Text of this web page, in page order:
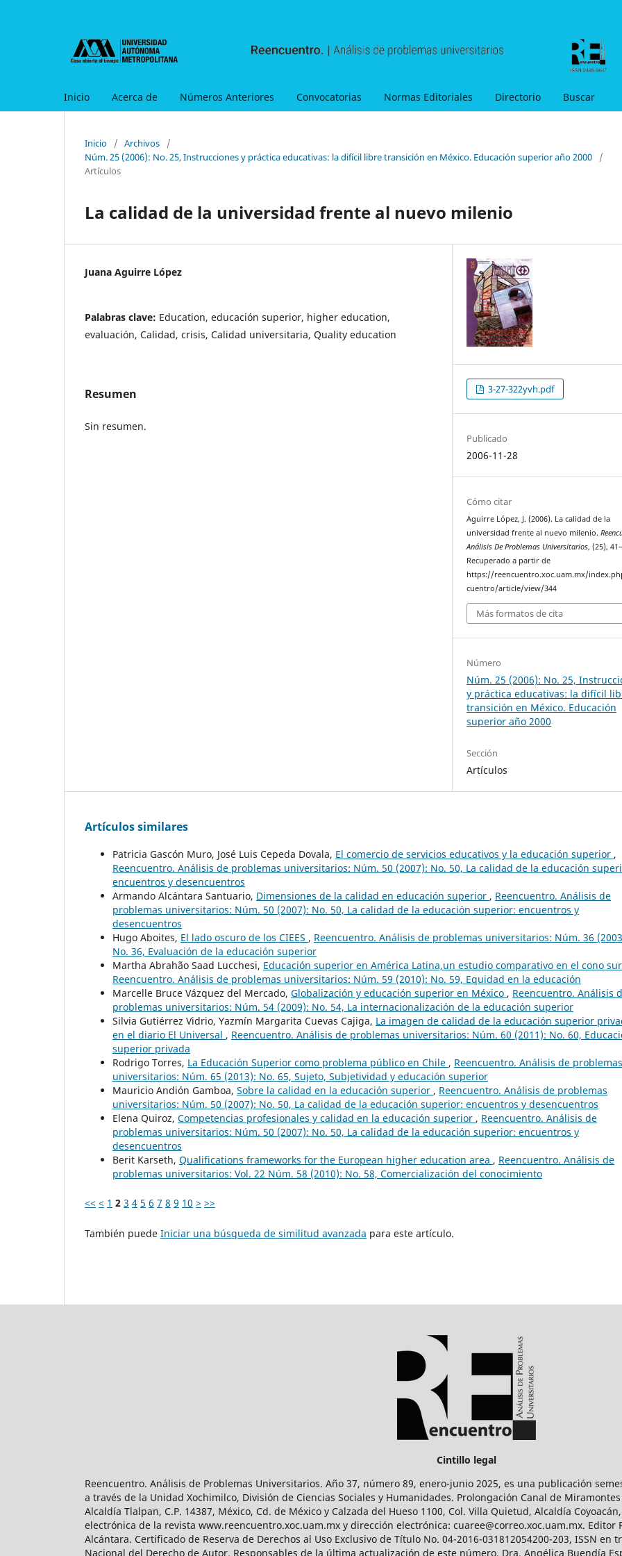
Inicio Acerca de Números Anteriores Convocatorias Normas Editoriales Directorio Buscar
Inicio / Archivos
/
Núm. 25 (2006): No. 25, Instrucciones y práctica educativas: la difícil libre transición en México. Educación superior año 2000
/
Artículos
La calidad de la universidad frente al nuevo milenio
Juana Aguirre López
Palabras clave: Education, educación superior, higher education,
evaluación, Calidad, crisis, Calidad universitaria, Quality education
Resumen
Sin resumen.
3-27-322yvh.pdf
Publicado
2006-11-28
Cómo citar
Aguirre López, J. (2006). La calidad de la
universidad frente al nuevo milenio.
Análisis De Problemas Universitarios, (25),
Recuperado a partir de
https://reencuentro.xoc.uam.mx/
cuentro/article/view/344
Más formatos de cita
Número
Núm. 25 (2006): No. 25,
y práctica educativas: la difícil
transición en México. Educación
superior año 2000
Sección
Artículos
Artículos similares
Patricia Gascón Muro, José Luis Cepeda Dovala, El comercio de servicios educativos y la educación superior ,
Reencuentro. Análisis de problemas universitarios: Núm. 50 (2007): No. 50, La calidad de la educación
encuentros y desencuentros
Armando Alcántara Santuario, Dimensiones de la calidad en educación superior , Reencuentro. Análisis de
problemas universitarios: Núm. 50 (2007): No. 50, La calidad de la educación superior: encuentros y
desencuentros
Hugo Aboites, El lado oscuro de los CIEES , Reencuentro. Análisis de problemas universitarios: Núm. 36
No. 36, Evaluación de la educación superior
Martha Abrahão Saad Lucchesi, Educación superior en América Latina,un estudio comparativo en el cono sur
Reencuentro. Análisis de problemas universitarios: Núm. 59 (2010): No. 59, Equidad en la educación
Marcelle Bruce Vázquez del Mercado, Globalización y educación superior en México , Reencuentro. Análisis
problemas universitarios: Núm. 54 (2009): No. 54, La internacionalización de la educación superior
Silvia Gutiérrez Vidrio, Yazmín Margarita Cuevas Cajiga, La imagen de calidad de la educación superior
en el diario El Universal , Reencuentro. Análisis de problemas universitarios: Núm. 60 (2011): No. 60,
superior privada
Rodrigo Torres, La Educación Superior como problema público en Chile , Reencuentro. Análisis de problemas
universitarios: Núm. 65 (2013): No. 65, Sujeto, Subjetividad y educación superior
Mauricio Andión Gamboa, Sobre la calidad en la educación superior , Reencuentro. Análisis de problemas
universitarios: Núm. 50 (2007): No. 50, La calidad de la educación superior: encuentros y desencuentros
Elena Quiroz, Competencias profesionales y calidad en la educación superior , Reencuentro. Análisis de
problemas universitarios: Núm. 50 (2007): No. 50, La calidad de la educación superior: encuentros y
desencuentros
Berit Karseth, Qualifications frameworks for the European higher education area , Reencuentro. Análisis de
problemas universitarios: Vol. 22 Núm. 58 (2010): No. 58, Comercialización del conocimiento
<< < 1 2 3 4 5 6 7 8 9 10 > >>
También puede Iniciar una búsqueda de similitud avanzada para este artículo.
Cintillo legal
Reencuentro. Análisis de Problemas Universitarios. Año 37, número 89, enero-junio 2025, es una publicación
a través de la Unidad Xochimilco, División de Ciencias Sociales y Humanidades. Prolongación Canal de Miramontes
Alcaldía Tlalpan, C.P. 14387, México, Cd. de México y Calzada del Hueso 1100, Col. Villa Quietud, Alcaldía
electrónica de la revista www.reencuentro.xoc.uam.mx y dirección electrónica: cuaree@correo.xoc.uam.mx. Editor
Alcántara. Certificado de Reserva de Derechos al Uso Exclusivo de Título No. 04-2016-031812054200-203, ISSN
Nacional del Derecho de Autor. Responsables de la última actualización de este número, Dra. Angélica Buendía